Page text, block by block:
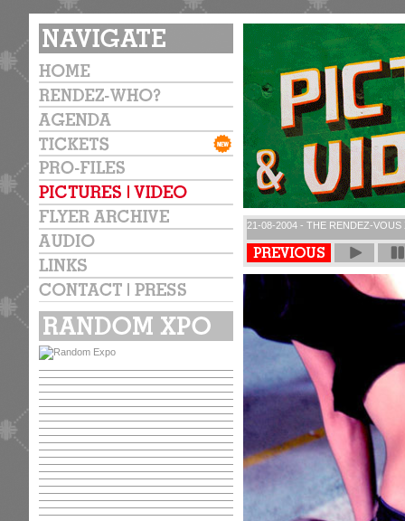
21-08-2004 - THE RENDEZ-VOUS